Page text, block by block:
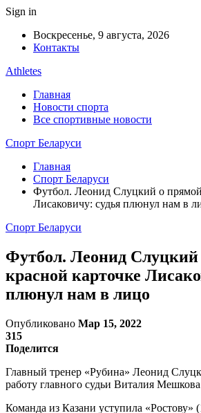
Sign in
Воскресенье, 9 августа, 2026
Контакты
Athletes
Главная
Новости спорта
Все спортивные новости
Спорт Беларуси
Главная
Спорт Беларуси
Футбол. Леонид Слуцкий о прямой
Лисаковичу: судья плюнул нам в
Спорт Беларуси
Футбол. Леонид
красной карточке
плюнул нам в лицо
Опубликовано Мар 15, 2022
315
Поделится
Главный тренер «Рубина» Леонид
работу главного судьи Виталия
Команда из Казани уступила